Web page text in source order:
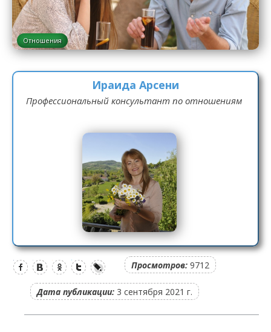
Отношения
Ираида Арсени
Профессиональный консультант по отношениям
Просмотров: 9712
Дата публикации: 3 сентября 2021 г.